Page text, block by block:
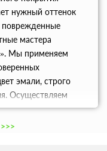
нужный оттенок
поврежденные
мастера
Мы применяем
эмали, строго
Осуществляем
в Москве по
>>>